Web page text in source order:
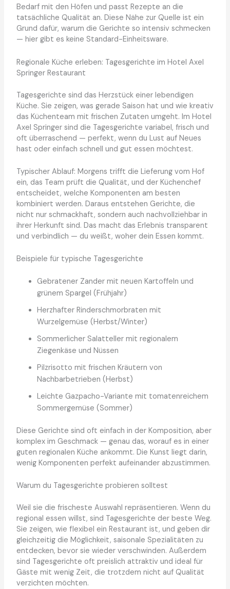
Bedarf mit den Höfen und passt Rezepte an die
tatsächliche Qualität an. Diese Nähe zur Quelle ist ein
Grund dafür, warum die Gerichte so intensiv schmecken
— hier gibt es keine Standard-Einheitsware.
Regionale Küche erleben: Tagesgerichte im Hotel Axel
Springer Restaurant
Tagesgerichte sind das Herzstück einer lebendigen
Küche. Sie zeigen, was gerade Saison hat und wie kreativ
das Küchenteam mit frischen Zutaten umgeht. Im Hotel
Axel Springer sind die Tagesgerichte variabel, frisch und
oft überraschend — perfekt, wenn du Lust auf Neues
hast oder einfach schnell und gut essen möchtest.
Typischer Ablauf: Morgens trifft die Lieferung vom Hof
ein, das Team prüft die Qualität, und der Küchenchef
entscheidet, welche Komponenten am besten
kombiniert werden. Daraus entstehen Gerichte, die
nicht nur schmackhaft, sondern auch nachvollziehbar in
ihrer Herkunft sind. Das macht das Erlebnis transparent
und verbindlich — du weißt, woher dein Essen kommt.
Beispiele für typische Tagesgerichte
Gebratener Zander mit neuen Kartoffeln und
grünem Spargel (Frühjahr)
Herzhafter Rinderschmorbraten mit
Wurzelgemüse (Herbst/Winter)
Sommerlicher Salatteller mit regionalem
Ziegenkäse und Nüssen
Pilzrisotto mit frischen Kräutern von
Nachbarbetrieben (Herbst)
Leichte Gazpacho-Variante mit tomatenreichem
Sommergemüse (Sommer)
Diese Gerichte sind oft einfach in der Komposition, aber
komplex im Geschmack — genau das, worauf es in einer
guten regionalen Küche ankommt. Die Kunst liegt darin,
wenig Komponenten perfekt aufeinander abzustimmen.
Warum du Tagesgerichte probieren solltest
Weil sie die frischeste Auswahl repräsentieren. Wenn du
regional essen willst, sind Tagesgerichte der beste Weg.
Sie zeigen, wie flexibel ein Restaurant ist, und geben dir
gleichzeitig die Möglichkeit, saisonale Spezialitäten zu
entdecken, bevor sie wieder verschwinden. Außerdem
sind Tagesgerichte oft preislich attraktiv und ideal für
Gäste mit wenig Zeit, die trotzdem nicht auf Qualität
verzichten möchten.